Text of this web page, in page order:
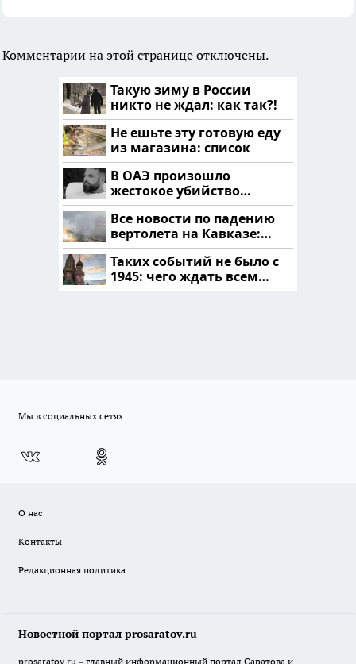
Комментарии на этой странице отключены.
Такую зиму в России
никто не ждал: как так?!
Не ешьте эту готовую еду
из магазина: список
В ОАЭ произошло
жестокое убийство
криптомиллионера
Все новости по падению
вертолета на Кавказе:
читать здесь
Таких событий не было с
1945: чего ждать всем
нам?
Мы в социальных сетях
О нас
Контакты
Редакционная политика
Новостной портал prosaratov.ru
prosaratov.ru – главный информационный портал Саратова и